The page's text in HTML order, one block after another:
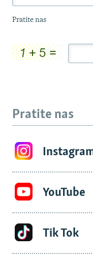
Pratite nas
Pratite nas
YouTube
Tik Tok